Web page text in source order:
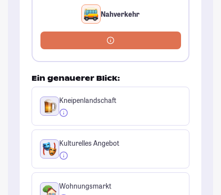
Nahverkehr
Ein genauerer Blick:
Kneipenlandschaft
Kulturelles Angebot
Wohnungsmarkt